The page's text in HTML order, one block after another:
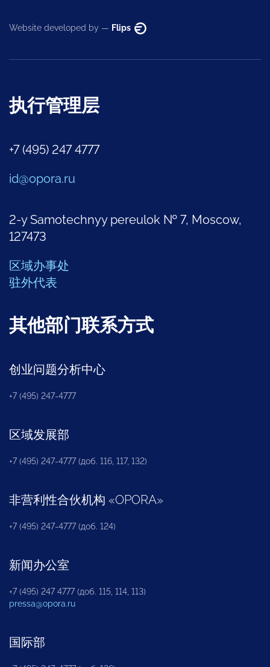
Website developed by — Flips
执行管理层
+7 (495) 247 4777
id@opora.ru
2-y Samotechnyy pereulok № 7, Moscow,
127473
区域办事处
驻外代表
其他部门联系方式
创业问题分析中心
+7 (495) 247-4777
区域发展部
+7 (495) 247-4777 (доб. 116, 117, 132)
非营利性合伙机构 «OPORA»
+7 (495) 247-4777 (доб. 124)
新闻办公室
+7 (495) 247 4777 (доб. 115, 114, 113)
pressa@opora.ru
国际部